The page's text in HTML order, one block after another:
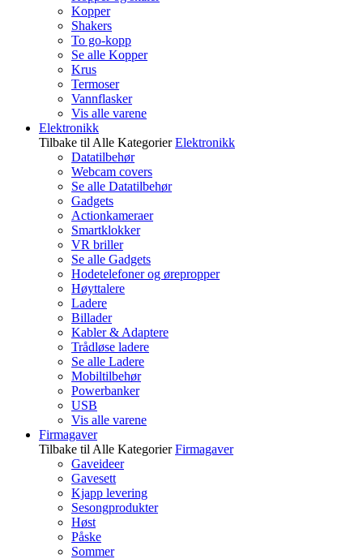
Kopper
Shakers
To go-kopp
Se alle Kopper
Krus
Termoser
Vannflasker
Vis alle varene
Elektronikk
Tilbake til Alle Kategorier Elektronikk
Datatilbehør
Webcam covers
Se alle Datatilbehør
Gadgets
Actionkameraer
Smartklokker
VR briller
Se alle Gadgets
Hodetelefoner og ørepropper
Høyttalere
Ladere
Billader
Kabler & Adaptere
Trådløse ladere
Se alle Ladere
Mobiltilbehør
Powerbanker
USB
Vis alle varene
Firmagaver
Tilbake til Alle Kategorier Firmagaver
Gaveideer
Gavesett
Kjapp levering
Sesongprodukter
Høst
Påske
Sommer